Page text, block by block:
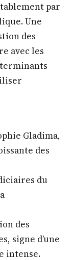
par
Une
des
avec les
Gladima,
des
du
des
signe d’une
intense.